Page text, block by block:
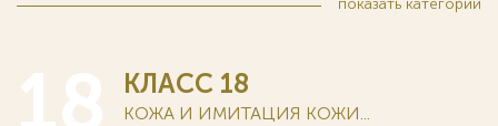
показать категории
КЛАСС 18
КОЖА И ИМИТАЦИЯ КОЖИ...